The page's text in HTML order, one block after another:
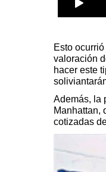
Esto
valoración
hacer este
Además, la
Manhattan,
cotizadas